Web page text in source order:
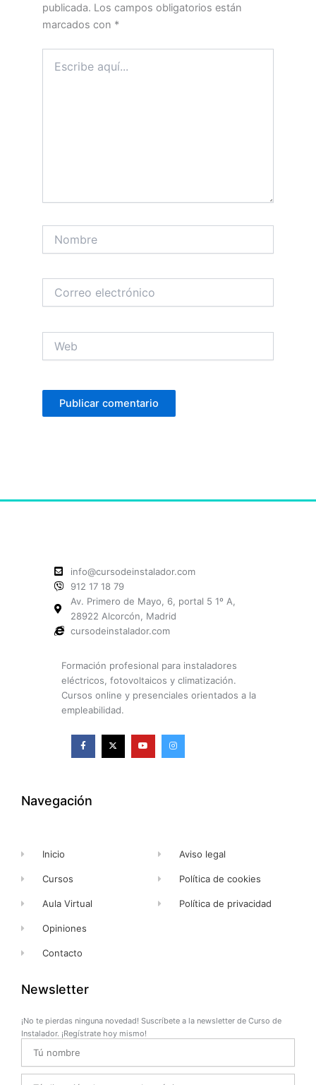
publicada. Los campos obligatorios están
marcados con *
aquí...
electrónico
info@cursodeinstalador.com
912 17 18 79
Av. Primero de Mayo, 6, portal 5 1º A,
28922 Alcorcón, Madrid
cursodeinstalador.com
Formación profesional para instaladores
eléctricos, fotovoltaicos y climatización.
Cursos online y presenciales orientados a la
empleabilidad.
F
a
k
-
X
-
Y
o
I
n
Navegación
Inicio
Cursos
Aula Virtual
Opiniones
Contacto
Aviso legal
Política de cookies
Política de privacidad
Newsletter
¡No te pierdas ninguna novedad! Suscríbete a la newsletter de Curso de
Instalador. ¡Regístrate hoy mismo!